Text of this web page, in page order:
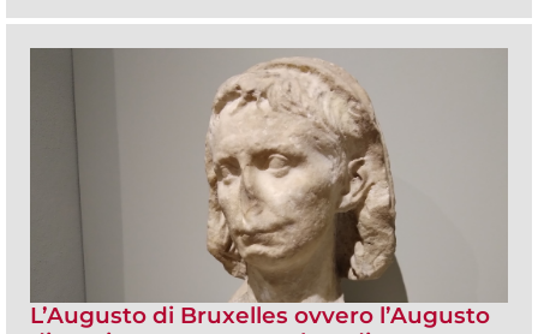
L’Augusto di Bruxelles ovvero l’Augusto